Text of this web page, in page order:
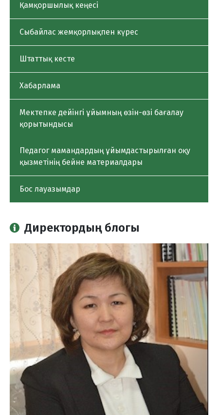
Қамқоршылық кеңесі
Сыбайлас жемқорлықпен күрес
Штаттық кесте
Хабарлама
Мектепке дейінгі ұйымның өзін-өзі бағалау
қорытындысы
Педагог мамандардың ұйымдастырылған оқу
қызметінің бейне материалдары
Бос лауазымдар
Директордың блогы